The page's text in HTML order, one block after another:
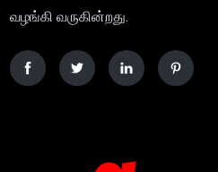
வழங்கி வருகின்றது.